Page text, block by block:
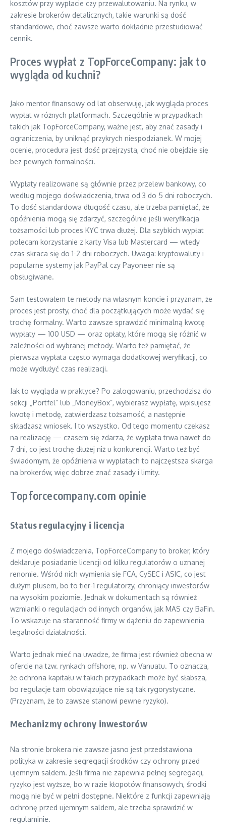
kosztów przy wypłacie czy przewalutowaniu. Na rynku, w
zakresie brokerów detalicznych, takie warunki są dość
standardowe, choć zawsze warto dokładnie przestudiować
cennik.
Proces wypłat z TopForceCompany: jak to
wygląda od kuchni?
Jako mentor finansowy od lat obserwuję, jak wygląda proces
wypłat w różnych platformach. Szczególnie w przypadkach
takich jak TopForceCompany, ważne jest, aby znać zasady i
ograniczenia, by uniknąć przykrych niespodzianek. W mojej
ocenie, procedura jest dość przejrzysta, choć nie obejdzie się
bez pewnych formalności.
Wypłaty realizowane są głównie przez przelew bankowy, co
według mojego doświadczenia, trwa od 3 do 5 dni roboczych.
To dość standardowa długość czasu, ale trzeba pamiętać, że
opóźnienia mogą się zdarzyć, szczególnie jeśli weryfikacja
tożsamości lub proces KYC trwa dłużej. Dla szybkich wypłat
polecam korzystanie z karty Visa lub Mastercard — wtedy
czas skraca się do 1-2 dni roboczych. Uwaga: kryptowaluty i
popularne systemy jak PayPal czy Payoneer nie są
obsługiwane.
Sam testowałem te metody na własnym koncie i przyznam, że
proces jest prosty, choć dla początkujących może wydać się
trochę formalny. Warto zawsze sprawdzić minimalną kwotę
wypłaty — 100 USD — oraz opłaty, które mogą się różnić w
zależności od wybranej metody. Warto też pamiętać, że
pierwsza wypłata często wymaga dodatkowej weryfikacji, co
może wydłużyć czas realizacji.
Jak to wygląda w praktyce? Po zalogowaniu, przechodzisz do
sekcji „Portfel” lub „MoneyBox”, wybierasz wypłatę, wpisujesz
kwotę i metodę, zatwierdzasz tożsamość, a następnie
składzasz wniosek. I to wszystko. Od tego momentu czekasz
na realizację — czasem się zdarza, że wypłata trwa nawet do
7 dni, co jest trochę dłużej niż u konkurencji. Warto też być
świadomym, że opóźnienia w wypłatach to najczęstsza skarga
na brokerów, więc dobrze znać zasady i limity.
Topforcecompany.com opinie
Status regulacyjny i licencja
Z mojego doświadczenia, TopForceCompany to broker, który
deklaruje posiadanie licencji od kilku regulatorów o uznanej
renomie. Wśród nich wymienia się FCA, CySEC i ASIC, co jest
dużym plusem, bo to tier-1 regulatorzy, chroniący inwestorów
na wysokim poziomie. Jednak w dokumentach są również
wzmianki o regulacjach od innych organów, jak MAS czy BaFin.
To wskazuje na staranność firmy w dążeniu do zapewnienia
legalności działalności.
Warto jednak mieć na uwadze, że firma jest również obecna w
ofercie na tzw. rynkach offshore, np. w Vanuatu. To oznacza,
że ochrona kapitału w takich przypadkach może być słabsza,
bo regulacje tam obowiązujące nie są tak rygorystyczne.
(Przyznam, że to zawsze stanowi pewne ryzyko).
Mechanizmy ochrony inwestorów
Na stronie brokera nie zawsze jasno jest przedstawiona
polityka w zakresie segregacji środków czy ochrony przed
ujemnym saldem. Jeśli firma nie zapewnia pełnej segregacji,
ryzyko jest wyższe, bo w razie kłopotów finansowych, środki
mogą nie być w pełni dostępne. Niektóre z funkcji zapewniają
ochronę przed ujemnym saldem, ale trzeba sprawdzić w
regulaminie.